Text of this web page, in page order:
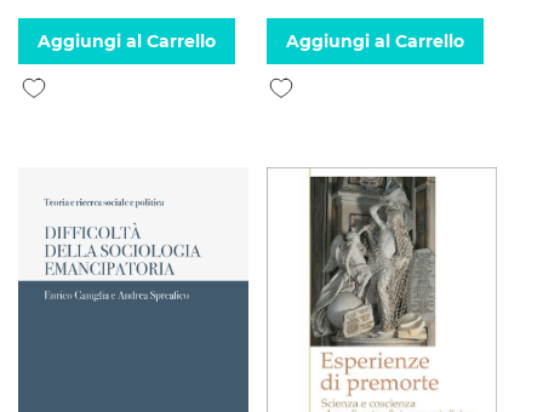
Aggiungi al Carrello
Aggiungi alla lista desideri
Aggiungi al Carrello
Aggiungi alla lista desideri